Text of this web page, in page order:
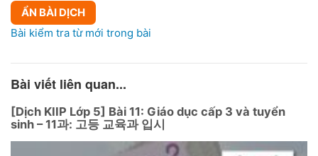
ẨN BÀI DỊCH
Bài kiểm tra từ mới trong bài
Bài viết liên quan...
[Dịch KIIP Lớp 5] Bài 11: Giáo dục cấp 3 và tuyển
sinh – 11과: 고등 교육과 입시